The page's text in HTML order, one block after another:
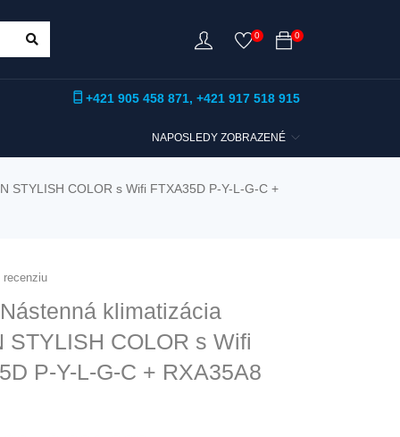
0
0
+421 905 458 871, +421 917 518 915
NAPOSLEDY ZOBRAZENÉ
STYLISH COLOR s Wifi FTXA35D P-Y-L-G-C +
recenziu
klimatizácia
STYLISH COLOR s Wifi
P-Y-L-G-C + RXA35A8